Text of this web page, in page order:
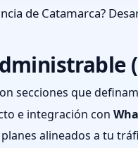
de Catamarca?
secciones que
e integración con
alineados a tu